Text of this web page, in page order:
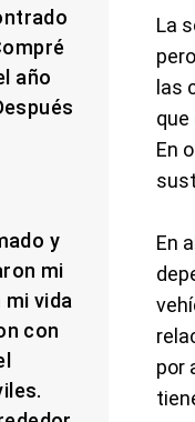
La
las
que
En
En
por
año
y
mi
vida
con